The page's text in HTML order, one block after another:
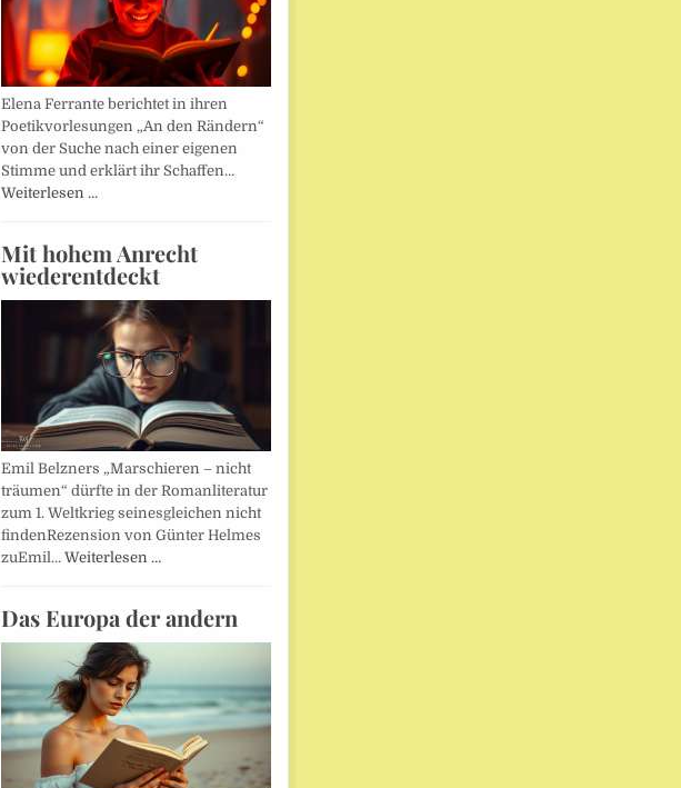
Elena Ferrante berichtet in ihren
Poetikvorlesungen „An den Rändern“
von der Suche nach einer eigenen
Stimme und erklärt ihr Schaffen…
Weiterlesen …
Mit hohem Anrecht
wiederentdeckt
Emil Belzners „Marschieren – nicht
träumen“ dürfte in der Romanliteratur
zum 1. Weltkrieg seinesgleichen nicht
findenRezension von Günter Helmes
zuEmil… Weiterlesen …
Das Europa der andern